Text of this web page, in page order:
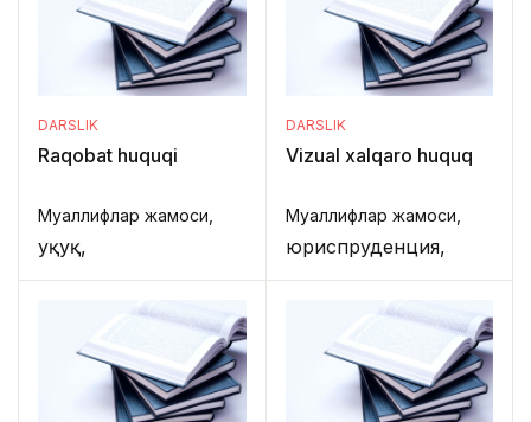
DARSLIK
Raqobat huquqi
Муаллифлар жамоси,
Ҳуқуқ,
DARSLIK
Vizual xalqaro huquq
Муаллифлар жамоси,
юриспруденция,